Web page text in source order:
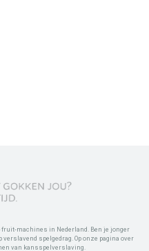
fruit-machines in Nederland. Ben je jonger
verslavend spelgedrag. Op onze pagina over
van kansspelverslaving.